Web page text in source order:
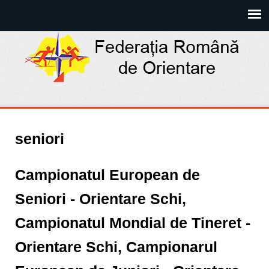
seniori
Campionatul European de
Seniori - Orientare Schi,
Campionatul Mondial de Tineret -
Orientare Schi, Campionarul